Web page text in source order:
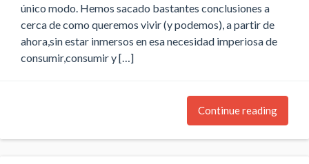
único modo. Hemos sacado bastantes conclusiones a
cerca de como queremos vivir (y podemos), a partir de
ahora,sin estar inmersos en esa necesidad imperiosa de
consumir,consumir y […]
Continue reading